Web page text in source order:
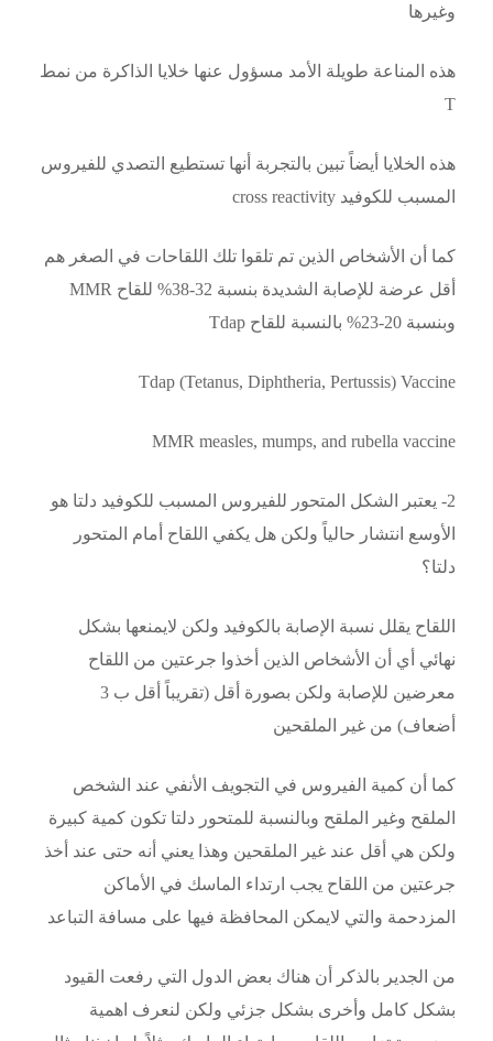
وغيرها
هذه المناعة طويلة الأمد مسؤول عنها خلايا الذاكرة من نمط
T
هذه الخلايا أيضاً تبين بالتجربة أنها تستطيع التصدي للفيروس
المسبب للكوفيد cross reactivity
كما أن الأشخاص الذين تم تلقوا تلك اللقاحات في الصغر هم
أقل عرضة للإصابة الشديدة بنسبة 32-38% للقاح MMR
وبنسبة 20-23% بالنسبة للقاح Tdap
Tdap (Tetanus, Diphtheria, Pertussis) Vaccine
MMR measles, mumps, and rubella vaccine
2- يعتبر الشكل المتحور للفيروس المسبب للكوفيد دلتا هو
الأوسع انتشار حالياً ولكن هل يكفي اللقاح أمام المتحور
دلتا؟
اللقاح يقلل نسبة الإصابة بالكوفيد ولكن لايمنعها بشكل
نهائي أي أن الأشخاص الذين أخذوا جرعتين من اللقاح
معرضين للإصابة ولكن بصورة أقل (تقريباً أقل ب 3
أضعاف) من غير الملقحين
كما أن كمية الفيروس في التجويف الأنفي عند الشخص
الملقح وغير الملقح وبالنسبة للمتحور دلتا تكون كمية كبيرة
ولكن هي أقل عند غير الملقحين وهذا يعني أنه حتى عند أخذ
جرعتين من اللقاح يجب ارتداء الماسك في الأماكن
المزدحمة والتي لايمكن المحافظة فيها على مسافة التباعد
من الجدير بالذكر أن هناك بعض الدول التي رفعت القيود
بشكل كامل وأخرى بشكل جزئي ولكن لنعرف اهمية